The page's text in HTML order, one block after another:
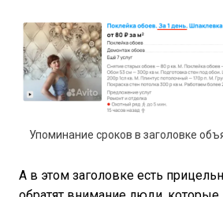
Упоминание сроков в заголовке
А в этом заголовке есть